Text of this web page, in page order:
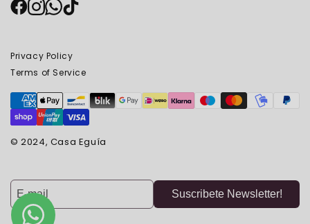
Privacy Policy
Terms of Service
© 2024, Casa Eguía
Suscribete Newsletter!